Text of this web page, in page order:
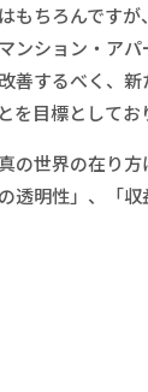
もちろんです
ンション・ア
善するべく、
目標としてお
世界の在り方
透明性」、「収